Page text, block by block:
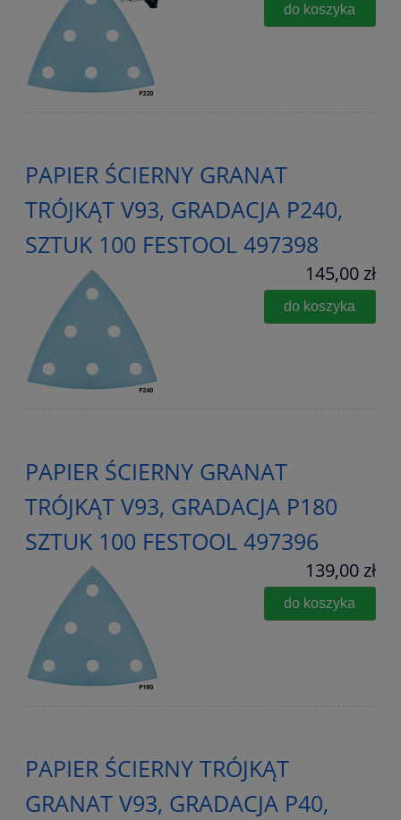
do koszyka
PAPIER ŚCIERNY GRANAT
TRÓJKĄT V93, GRADACJA P240,
SZTUK 100 FESTOOL 497398
145,00 zł
do koszyka
PAPIER ŚCIERNY GRANAT
TRÓJKĄT V93, GRADACJA P180
SZTUK 100 FESTOOL 497396
139,00 zł
do koszyka
PAPIER ŚCIERNY TRÓJKĄT
GRANAT V93, GRADACJA P40,